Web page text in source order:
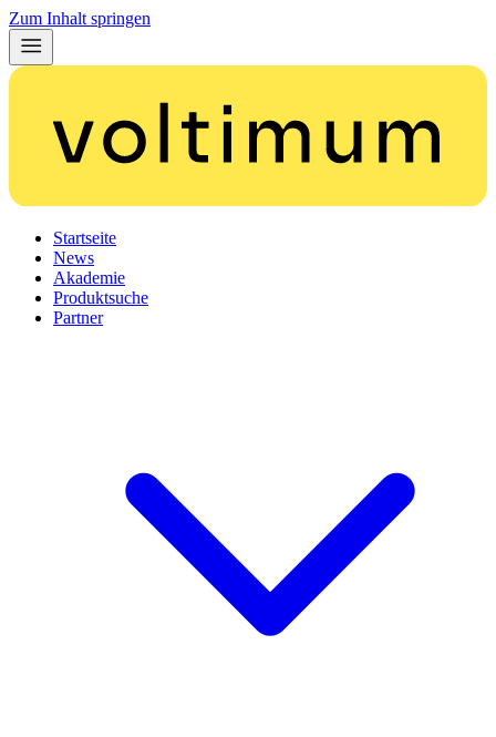
Zum Inhalt springen
Startseite
News
Akademie
Produktsuche
Partner